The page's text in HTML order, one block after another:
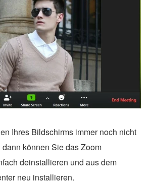
Ihres Bildschirms immer noch nicht
können Sie das Zoom
deinstallieren und aus dem
neu installieren.